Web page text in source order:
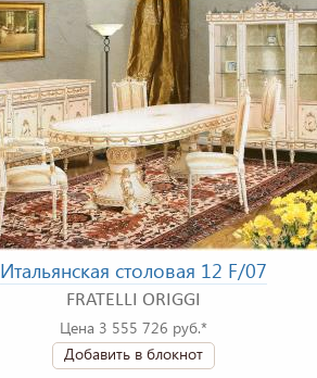
Итальянская столовая 12 F/07
FRATELLI ORIGGI
Цена 3 555 726 руб.*
Добавить в блокнот